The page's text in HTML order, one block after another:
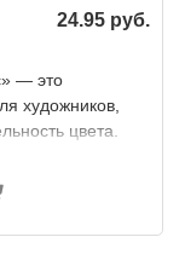
24.95 руб.
— это
художников,
цвета.